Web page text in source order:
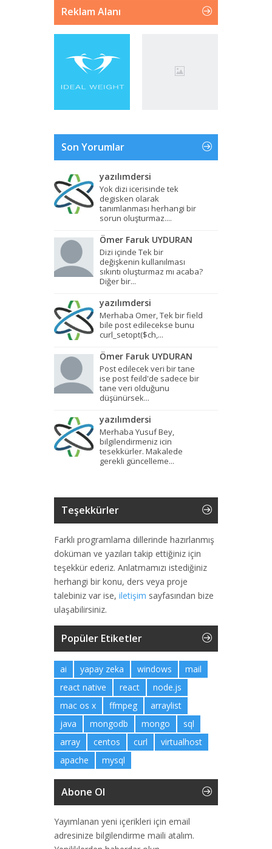
Reklam Alanı
Son Yorumlar
yazılımdersi
Yok dizi icerisinde tek
degisken olarak
tanımlanması herhangi bir
sorun oluşturmaz....
Ömer Faruk UYDURAN
Dizi içinde Tek bir
değişkenin kullanılması
sıkıntı oluşturmaz mı acaba?
Diğer bir...
yazılımdersi
Merhaba Omer, Tek bir field
bile post edilecekse bunu
curl_setopt($ch,...
Ömer Faruk UYDURAN
Post edilecek veri bir tane
ise post feild'de sadece bir
tane veri olduğunu
düşünürsek...
yazılımdersi
Merhaba Yusuf Bey,
bilgilendirmeniz icin
tesekkürler. Makalede
gerekli güncelleme...
Teşekkürler
Farklı programlama dillerinde hazırlanmış
doküman ve yazıları takip ettiğiniz için
teşekkür ederiz. Anlatmamızı istediğiniz
herhangi bir konu, ders veya proje
talebiniz var ise, iletişim sayfasından bize
ulaşabilirsiniz.
Popüler Etiketler
ai yapay zeka windows
mail
react native
react
node.js
mac os x
ffmpeg
arraylist
java
mongodb mongo
sql
array
centos curl
virtualhost
apache
mysql
Abone Ol
Yayımlanan yeni içerikleri için email
adresinize bilgilendirme maili atalım.